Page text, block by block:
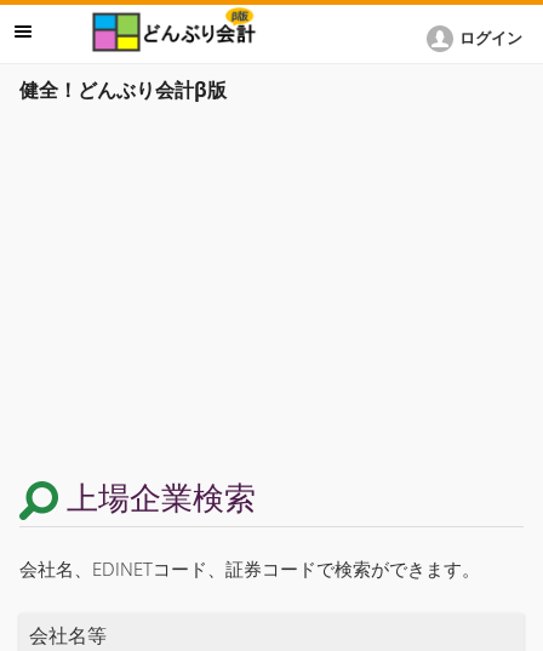
健全！どんぶり会計β版
ログイン
上場企業検索
会社名、EDINETコード、証券コードで検索ができます。
会社名等